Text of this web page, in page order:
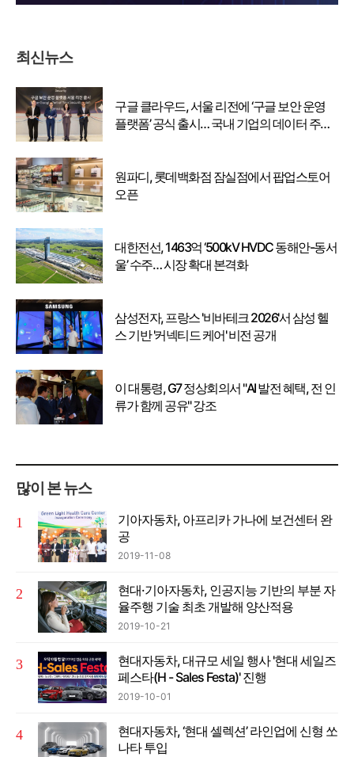
최신뉴스
구글 클라우드, 서울 리전에 ‘구글 보안 운영
플랫폼’ 공식 출시… 국내 기업의 데이터 주권
원파디, 롯데백화점 잠실점에서 팝업스토어
오픈
대한전선, 1463억 ‘500kV HVDC 동해안-동서
울’ 수주… 시장 확대 본격화
삼성전자, 프랑스 '비바테크 2026'서 삼성 헬
스 기반 '커넥티드 케어' 비전 공개
이 대통령, G7 정상회의서 "AI 발전 혜택, 전 인
류가 함께 공유" 강조
많이 본 뉴스
기아자동차, 아프리카 가나에 보건센터 완
공
2019-11-08
현대·기아자동차, 인공지능 기반의 부분 자
율주행 기술 최초 개발해 양산적용
2019-10-21
현대자동차, 대규모 세일 행사 '현대 세일즈
페스타(H - Sales Festa)' 진행
2019-10-01
현대자동차, ‘현대 셀렉션’ 라인업에 신형 쏘
나타 투입